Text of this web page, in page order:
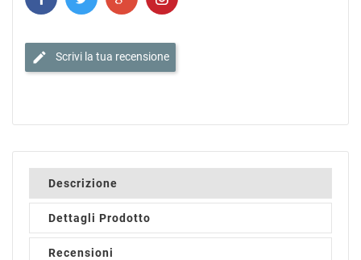
edit Scrivi la tua recensione
Descrizione
Dettagli Prodotto
Recensioni